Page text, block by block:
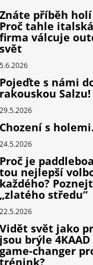
Znáte příběh
Proč tahle
firma válcuje
svět
5.6.2026
Pojeďte s námi
rakouskou Salzu!
29.5.2026
Chození s
24.5.2026
Proč je
tou nejlepší
každého?
„zlatého středu“
22.5.2026
Vidět svět jako
jsou brýle
game-changer